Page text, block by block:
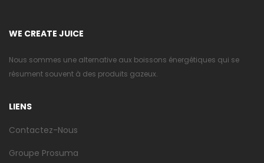
WE CREATE JUICE
Nous sommes une alternative aux boissons énergétiques qui se
résument souvent à des produits gazeux.
LIENS
Contactez-Nous
Groupe Prosuma